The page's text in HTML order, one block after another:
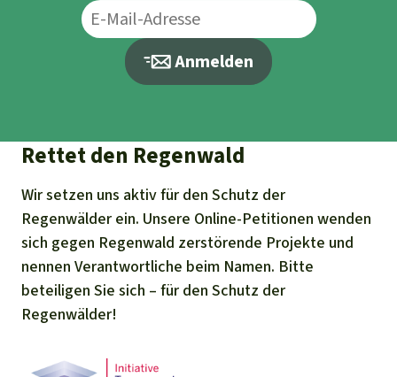
Anmelden
Rettet den Regenwald
Wir setzen uns aktiv für den Schutz der
Regenwälder ein. Unsere Online-Petitionen wenden
sich gegen Regenwald zerstörende Projekte und
nennen Verantwortliche beim Namen. Bitte
beteiligen Sie sich – für den Schutz der
Regenwälder!